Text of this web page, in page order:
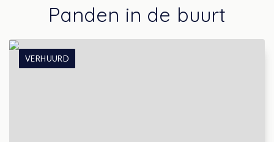
Panden in de buurt
VERHUURD